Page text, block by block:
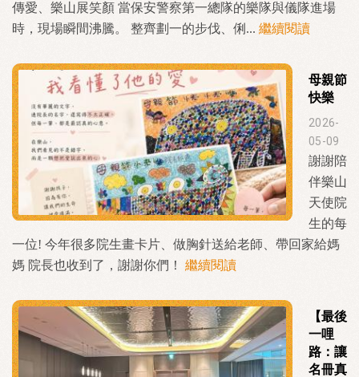
傳愛、樂山展笑顏 當保安警察第一總隊的樂隊與儀隊進場
時，現場瞬間沸騰。 整齊劃一的步伐、俐... 繼續閱讀
母親節
快樂
2026-
05-09
謝謝陪
伴樂山
天使院
生的每
一位! 今年很多院生畫卡片、做胸針送給老師、帶回家給媽
媽 院長也收到了，謝謝你們！ 繼續閱讀
【最後
一哩
路：讓
名冊真